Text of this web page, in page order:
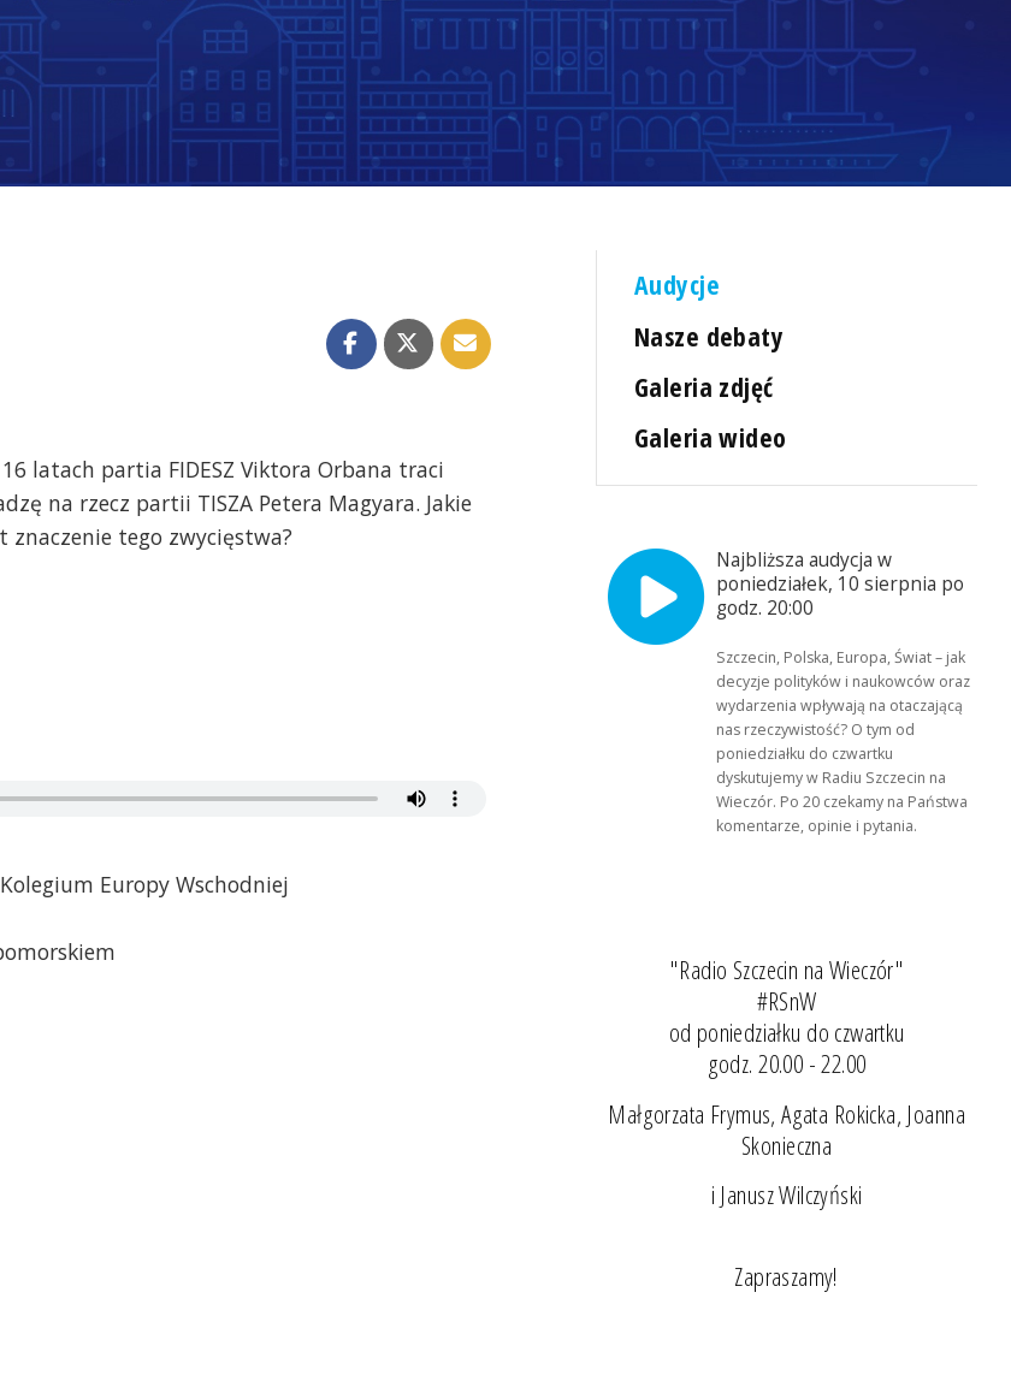
16 latach partia FIDESZ Viktora Orbana traci
na rzecz partii TISZA Petera Magyara. Jakie
znaczenie tego zwycięstwa?
Europy Wschodniej
Audycje
Nasze debaty
Galeria zdjęć
Galeria wideo
Najbliższa audycja w
poniedziałek, 10 sierpnia po
godz. 20:00
Szczecin, Polska, Europa, Świat – jak
decyzje polityków i naukowców oraz
wydarzenia wpływają na otaczającą
nas rzeczywistość? O tym od
poniedziałku do czwartku
dyskutujemy w Radiu Szczecin na
Wieczór. Po 20 czekamy na Państwa
komentarze, opinie i pytania.
"Radio Szczecin na Wieczór"
#RSnW
od poniedziałku do czwartku
godz. 20.00 - 22.00
Małgorzata Frymus, Agata Rokicka, Joanna
Skonieczna
i Janusz Wilczyński
Zapraszamy!